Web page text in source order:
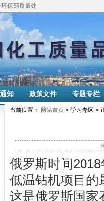
保部质量处
知 政策文件 专题专栏
当前位置： 网站首页 > 学习专区 >
俄罗斯时间
低温钻机项目的
这是俄罗斯国家